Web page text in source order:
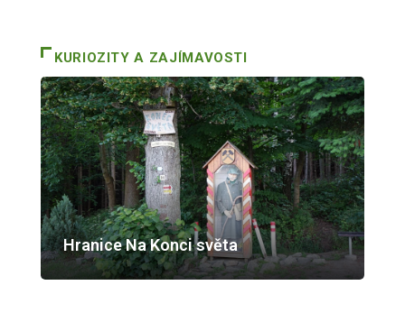
KURIOZITY A ZAJÍMAVOSTI
Hranice Na Konci světa